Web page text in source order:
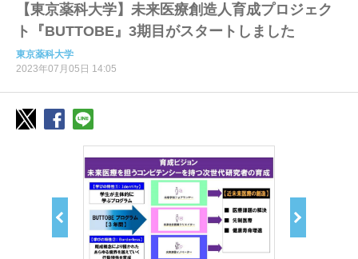
【東京薬科大学】未来医療創造人育成プロジェク
ト『BUTTOBE』3期目がスタートしました
東京薬科大学
2023年07月05日 14:05